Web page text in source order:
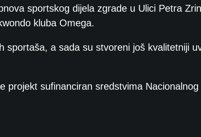
sportskog dijela zgrade u Ulici Petra
kluba Omega.
sportaša, a sada su stvoreni još kvalitetniji
projekt sufinanciran sredstvima Nacionalnog